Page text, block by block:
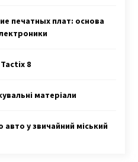
печатных плат: основа
8
матеріали
у звичайний міський